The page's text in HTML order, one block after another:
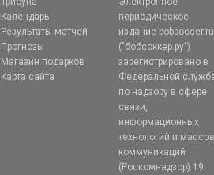
Календарь
Результаты матчей
Прогнозы
Магазин подарков
Карта сайта
периодическое
издание bobsoccer.ru
("бобсоккер.ру")
зарегистрировано в
Федеральной
по надзору в сфере
связи,
информационных
технологий и
коммуникаций
(Роскомнадзор) 19